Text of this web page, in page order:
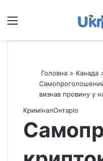
Меню
Головна > Канада
визнав провину у
КриміналОнтаріо